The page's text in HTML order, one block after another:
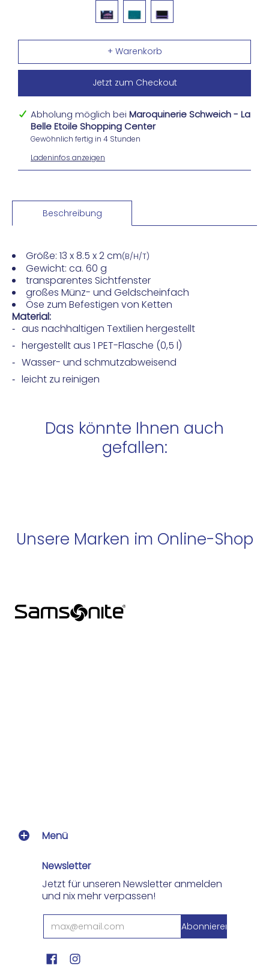
Jetzt zum Checkout
Abholung möglich bei Maroquinerie Schweich - La
Belle Etoile Shopping Center
Gewöhnlich fertig in 4 Stunden
Ladeninfos anzeigen
Beschreibung
Größe: 13 x 8.5 x 2 cm(B/H/T)
Gewicht: ca. 60 g
transparentes Sichtfenster
großes Münz- und Geldscheinfach
Öse zum Befestigen von Ketten
Material:
aus nachhaltigen Textilien hergestellt
hergestellt aus 1 PET-Flasche (0,5 l)
Wasser- und schmutzabweisend
leicht zu reinigen
Das könnte Ihnen auch
gefallen:
Unsere Marken im Online-Shop
Menü
Newsletter
Jetzt für unseren Newsletter anmelden
und nix mehr verpassen!